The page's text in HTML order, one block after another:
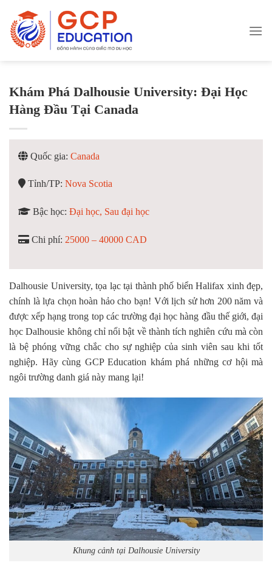
content
Khám Phá Dalhousie University: Đại Học
Hàng Đầu Tại Canada
Quốc gia: Canada
Tỉnh/TP: Nova Scotia
Bậc học: Đại học, Sau đại học
Chi phí: 25000 – 40000 CAD
Dalhousie University, tọa lạc tại thành phố biển Halifax xinh đẹp,
chính là lựa chọn hoàn hảo cho bạn! Với lịch sử hơn 200 năm và
được xếp hạng trong top các trường đại học hàng đầu thế giới, đại
học Dalhousie không chỉ nổi bật về thành tích nghiên cứu mà còn
là bệ phóng vững chắc cho sự nghiệp của sinh viên sau khi tốt
nghiệp. Hãy cùng GCP Education khám phá những cơ hội mà
ngôi trường danh giá này mang lại!
Khung cảnh tại Dalhousie University